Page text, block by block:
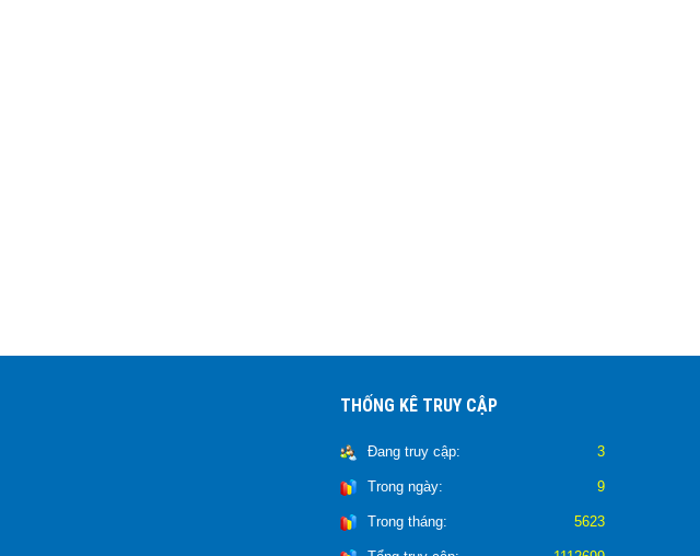
THỐNG KÊ TRUY CẬP
Đang truy cập: 3
Trong ngày: 9
Trong tháng: 5623